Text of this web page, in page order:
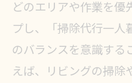
どのエリアや作業を優
プし、「掃除代行一人
のバランスを意識する
えば、リビングの掃除